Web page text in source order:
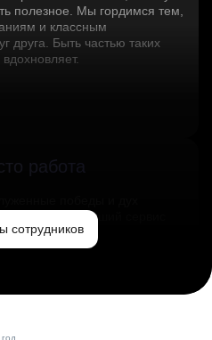
полезное. Мы гордимся тем,
и классным
друга. Быть частью таких
работа
и создаём лучший сервис
сотрудников